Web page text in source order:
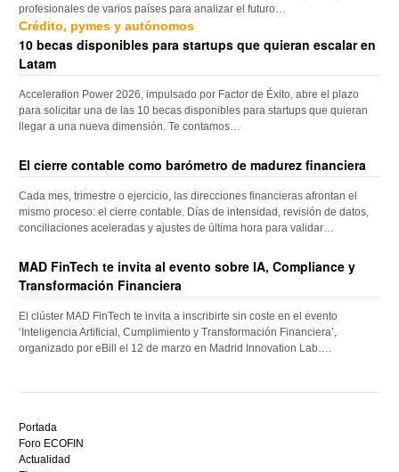
profesionales de varios países para analizar el futuro…
Crédito, pymes y autónomos
10 becas disponibles para startups que quieran escalar en
Latam
Acceleration Power 2026, impulsado por Factor de Éxito, abre el plazo
para solicitar una de las 10 becas disponibles para startups que quieran
llegar a una nueva dimensión. Te contamos…
El cierre contable como barómetro de madurez financiera
Cada mes, trimestre o ejercicio, las direcciones financieras afrontan el
mismo proceso: el cierre contable. Días de intensidad, revisión de datos,
conciliaciones aceleradas y ajustes de última hora para validar…
MAD FinTech te invita al evento sobre IA, Compliance y
Transformación Financiera
El clúster MAD FinTech te invita a inscribirte sin coste en el evento
‘Inteligencia Artificial, Cumplimiento y Transformación Financiera’,
organizado por eBill el 12 de marzo en Madrid Innovation Lab….
mejor
bono
sin
Portada
Foro ECOFIN
Actualidad